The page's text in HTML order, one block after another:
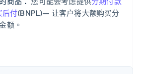
后付(BNPL)— 让客户将大额购买分
额。